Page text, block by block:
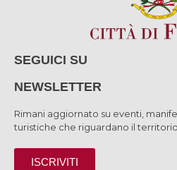
SEGUICI SU
NEWSLETTER
Rimani aggiornato su eventi,
turistiche che riguardano il
ISCRIVITI